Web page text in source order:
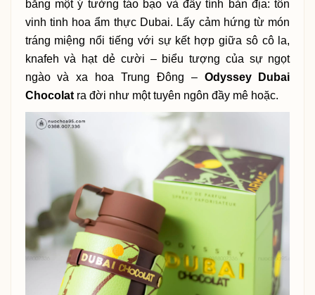
bằng một ý tưởng táo bạo và đầy tính bản địa: tôn
vinh tinh hoa ẩm thực Dubai. Lấy cảm hứng từ món
tráng miệng nổi tiếng với sự kết hợp giữa sô cô la,
knafeh và hạt dẻ cười – biểu tượng của sự ngọt
ngào và xa hoa Trung Đông – Odyssey Dubai
Chocolatra đời như một tuyên ngôn đầy mê hoặc.